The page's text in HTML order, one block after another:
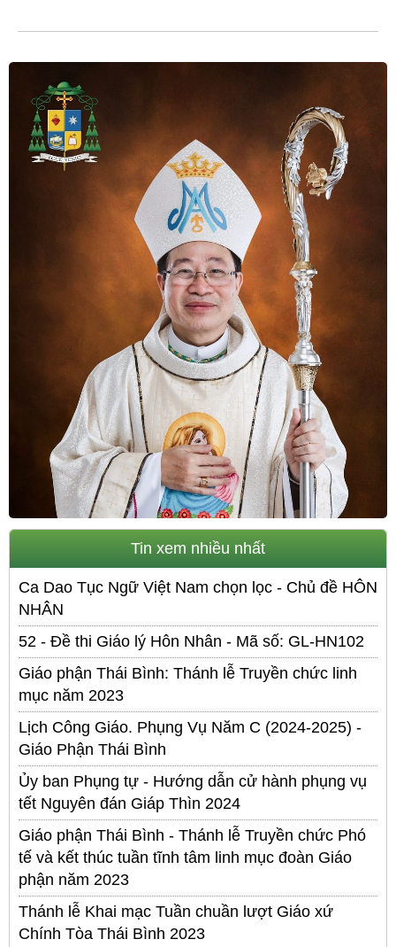
Tin xem nhiều nhất
Ca Dao Tục Ngữ Việt Nam chọn lọc - Chủ đề HÔN
NHÂN
52 - Đề thi Giáo lý Hôn Nhân - Mã số: GL-HN102
Giáo phận Thái Bình: Thánh lễ Truyền chức linh
mục năm 2023
Lịch Công Giáo. Phụng Vụ Năm C (2024-2025) -
Giáo Phận Thái Bình
Ủy ban Phụng tự - Hướng dẫn cử hành phụng vụ
tết Nguyên đán Giáp Thìn 2024
Giáo phận Thái Bình - Thánh lễ Truyền chức Phó
tế và kết thúc tuần tĩnh tâm linh mục đoàn Giáo
phận năm 2023
Thánh lễ Khai mạc Tuần chuần lượt Giáo xứ
Chính Tòa Thái Bình 2023